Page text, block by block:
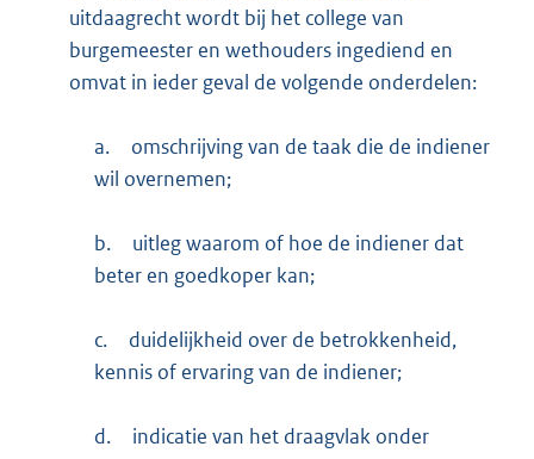
uitdaagrecht wordt bij het college van
burgemeester en wethouders ingediend en
omvat in ieder geval de volgende onderdelen:
a.
omschrijving van de taak die de indiener
wil overnemen;
b.
uitleg waarom of hoe de indiener dat
beter en goedkoper kan;
c.
duidelijkheid over de betrokkenheid,
kennis of ervaring van de indiener;
d.
indicatie van het draagvlak onder